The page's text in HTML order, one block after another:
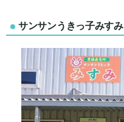
サンサンうきっ子みすみ